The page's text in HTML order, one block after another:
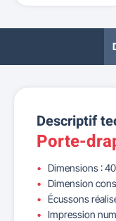
Descriptif
Porte-
Dimensions :
Dimension
Écussons
Impression